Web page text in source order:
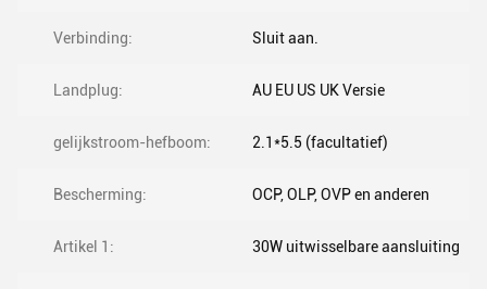
Verbinding: Sluit aan.
Landplug: AU EU US UK Versie
gelijkstroom-hefboom: 2.1*5.5 (facultatief)
Bescherming: OCP, OLP, OVP en anderen
Artikel 1: 30W uitwisselbare aansluiting